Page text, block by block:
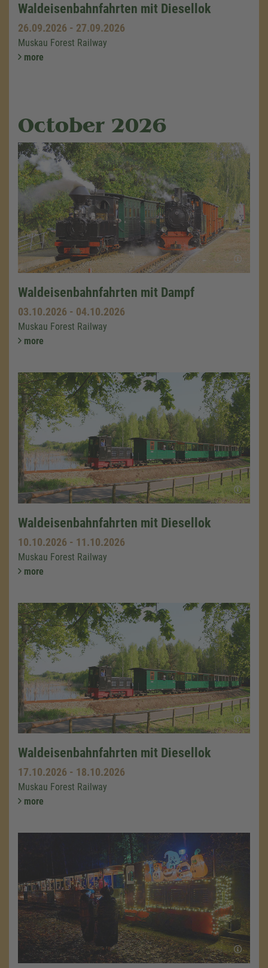
Waldeisenbahnfahrten mit Diesellok
26.09.2026 - 27.09.2026
Muskau Forest Railway
more
October 2026
Waldeisenbahnfahrten mit Dampf
03.10.2026 - 04.10.2026
Muskau Forest Railway
more
Waldeisenbahnfahrten mit Diesellok
10.10.2026 - 11.10.2026
Muskau Forest Railway
more
Waldeisenbahnfahrten mit Diesellok
17.10.2026 - 18.10.2026
Muskau Forest Railway
more